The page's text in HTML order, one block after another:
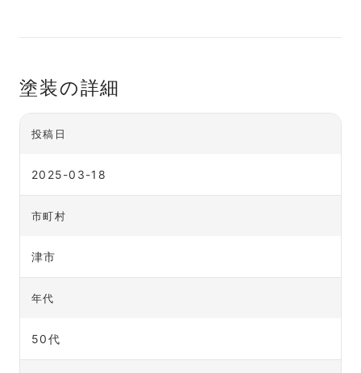
塗装の詳細
投稿日
2025-03-18
市町村
津市
年代
50代